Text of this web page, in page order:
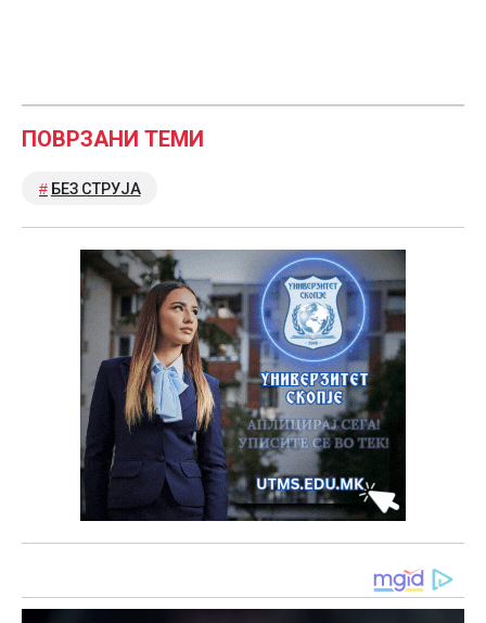
ПОВРЗАНИ ТЕМИ
БЕЗ СТРУЈА